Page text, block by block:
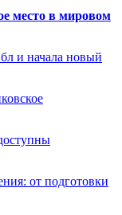
место в мировом
и начала новый
от подготовки